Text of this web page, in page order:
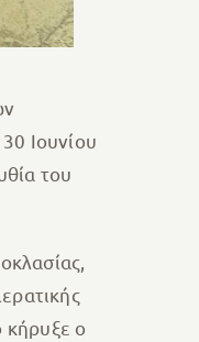
Ιουνίου
του
κήρυξε ο